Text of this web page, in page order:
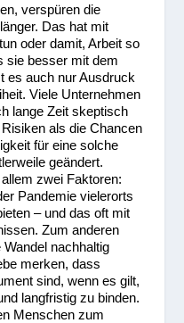
verspüren die
Das hat mit
oder damit, Arbeit so
sie besser mit dem
es auch nur Ausdruck
Viele Unternehmen
lange Zeit skeptisch
als die Chancen
für eine solche
geändert.
zwei Faktoren:
Pandemie vielerorts
– und das oft mit
Zum anderen
nachhaltig
merken, dass
sind, wenn es gilt,
langfristig zu binden.
Menschen zum